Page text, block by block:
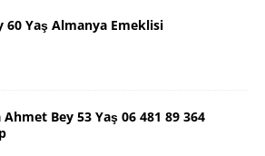
60 Yaş Almanya Emeklisi
Bey 53 Yaş 06 481 89 364